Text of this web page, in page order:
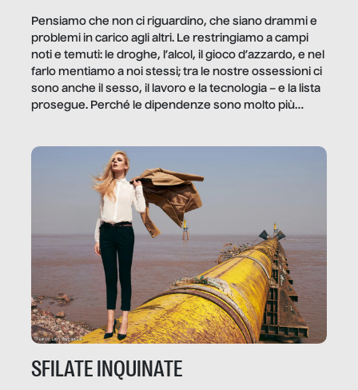
Pensiamo che non ci riguardino, che siano drammi e
problemi in carico agli altri. Le restringiamo a campi
noti e temuti: le droghe, l’alcol, il gioco d’azzardo, e nel
farlo mentiamo a noi stessi; tra le nostre ossessioni ci
sono anche il sesso, il lavoro e la tecnologia – e la lista
prosegue. Perché le dipendenze sono molto più
trae un guadagno. In questo reportage vediamo
quale e come.
SFILATE INQUINATE